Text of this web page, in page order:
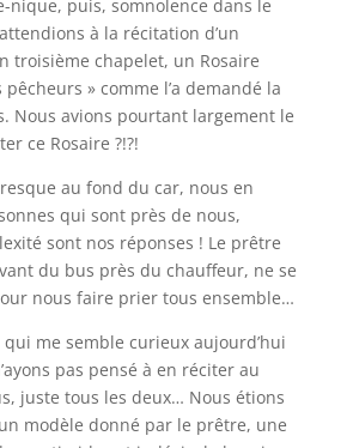
nique, puis, somnolence dans le
à la récitation d’un
troisième chapelet, un Rosaire
» comme l’a demandé la
Nous avions pourtant largement le
ce Rosaire ?!?!
au fond du car, nous en
qui sont près de nous,
sont nos réponses ! Le prêtre
du bus près du chauffeur, ne se
nous faire prier tous ensemble…
qui me semble curieux aujourd’hui
pas pensé à en réciter au
juste tous les deux… Nous étions
modèle donné par le prêtre, une